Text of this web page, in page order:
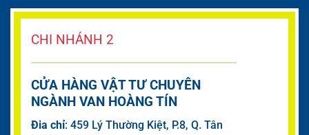
CHI NHÁNH 2
CỬA HÀNG VẬT TƯ CHUYÊN
NGÀNH VAN HOÀNG TÍN
Đia chỉ: 459 Lý Thường Kiệt, P.8, Q. Tân